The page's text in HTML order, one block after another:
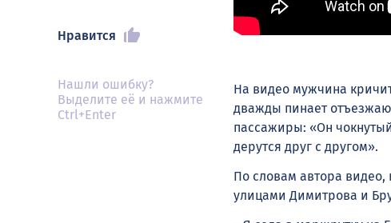
Нравится
Нашли ошибку?
Выделите её и нажмите
Ctrl+Enter
На видео мужчина
дважды пинает
пассажиры: «Он
дерутся друг с другом».
По словам автора
улицами Димитрова и